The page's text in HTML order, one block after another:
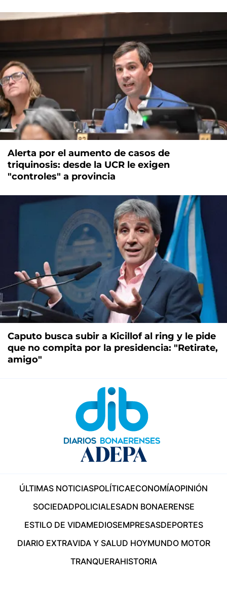
Alerta por el aumento de casos de
triquinosis: desde la UCR le exigen
"controles" a provincia
Caputo busca subir a Kicillof al ring y le pide
que no compita por la presidencia: "Retirate,
amigo"
ÚLTIMAS NOTICIASPOLÍTICAECONOMÍAOPINIÓN
SOCIEDADPOLICIALESADN BONAERENSE
ESTILO DE VIDAMEDIOSEMPRESASDEPORTES
DIARIO EXTRAVIDA Y SALUD HOYMUNDO MOTOR
TRANQUERAHISTORIA